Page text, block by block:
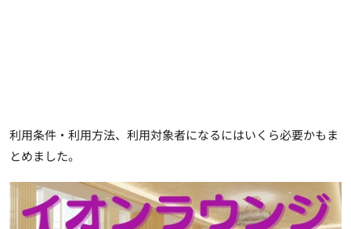
利用条件・利用方法、利用対象者になるにはいくら必要かもま
とめました。